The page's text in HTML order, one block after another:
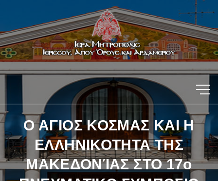
Ο ΑΓΙΟΣ ΚΟΣΜΑΣ ΚΑΙ Η
ΕΛΛΗΝΙΚΟΤΗΤΑ ΤΗΣ
ΜΑΚΕΔΟΝΊΑΣ ΣΤΟ 17ο